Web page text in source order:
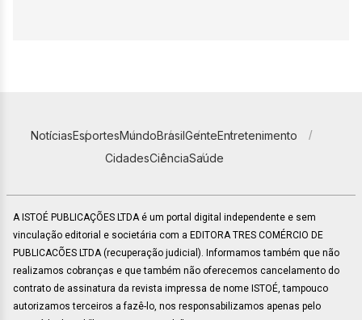
NotíciasEsportesMundoBrasilGenteEntretenimento
CidadesCiênciaSaúde
A ISTOÉ PUBLICAÇÕES LTDA é um portal digital independente e sem
vinculação editorial e societária com a EDITORA TRES COMÉRCIO DE
PUBLICACÕES LTDA (recuperação judicial). Informamos também que não
realizamos cobranças e que também não oferecemos cancelamento do
contrato de assinatura da revista impressa de nome ISTOÉ, tampouco
autorizamos terceiros a fazê-lo, nos responsabilizamos apenas pelo